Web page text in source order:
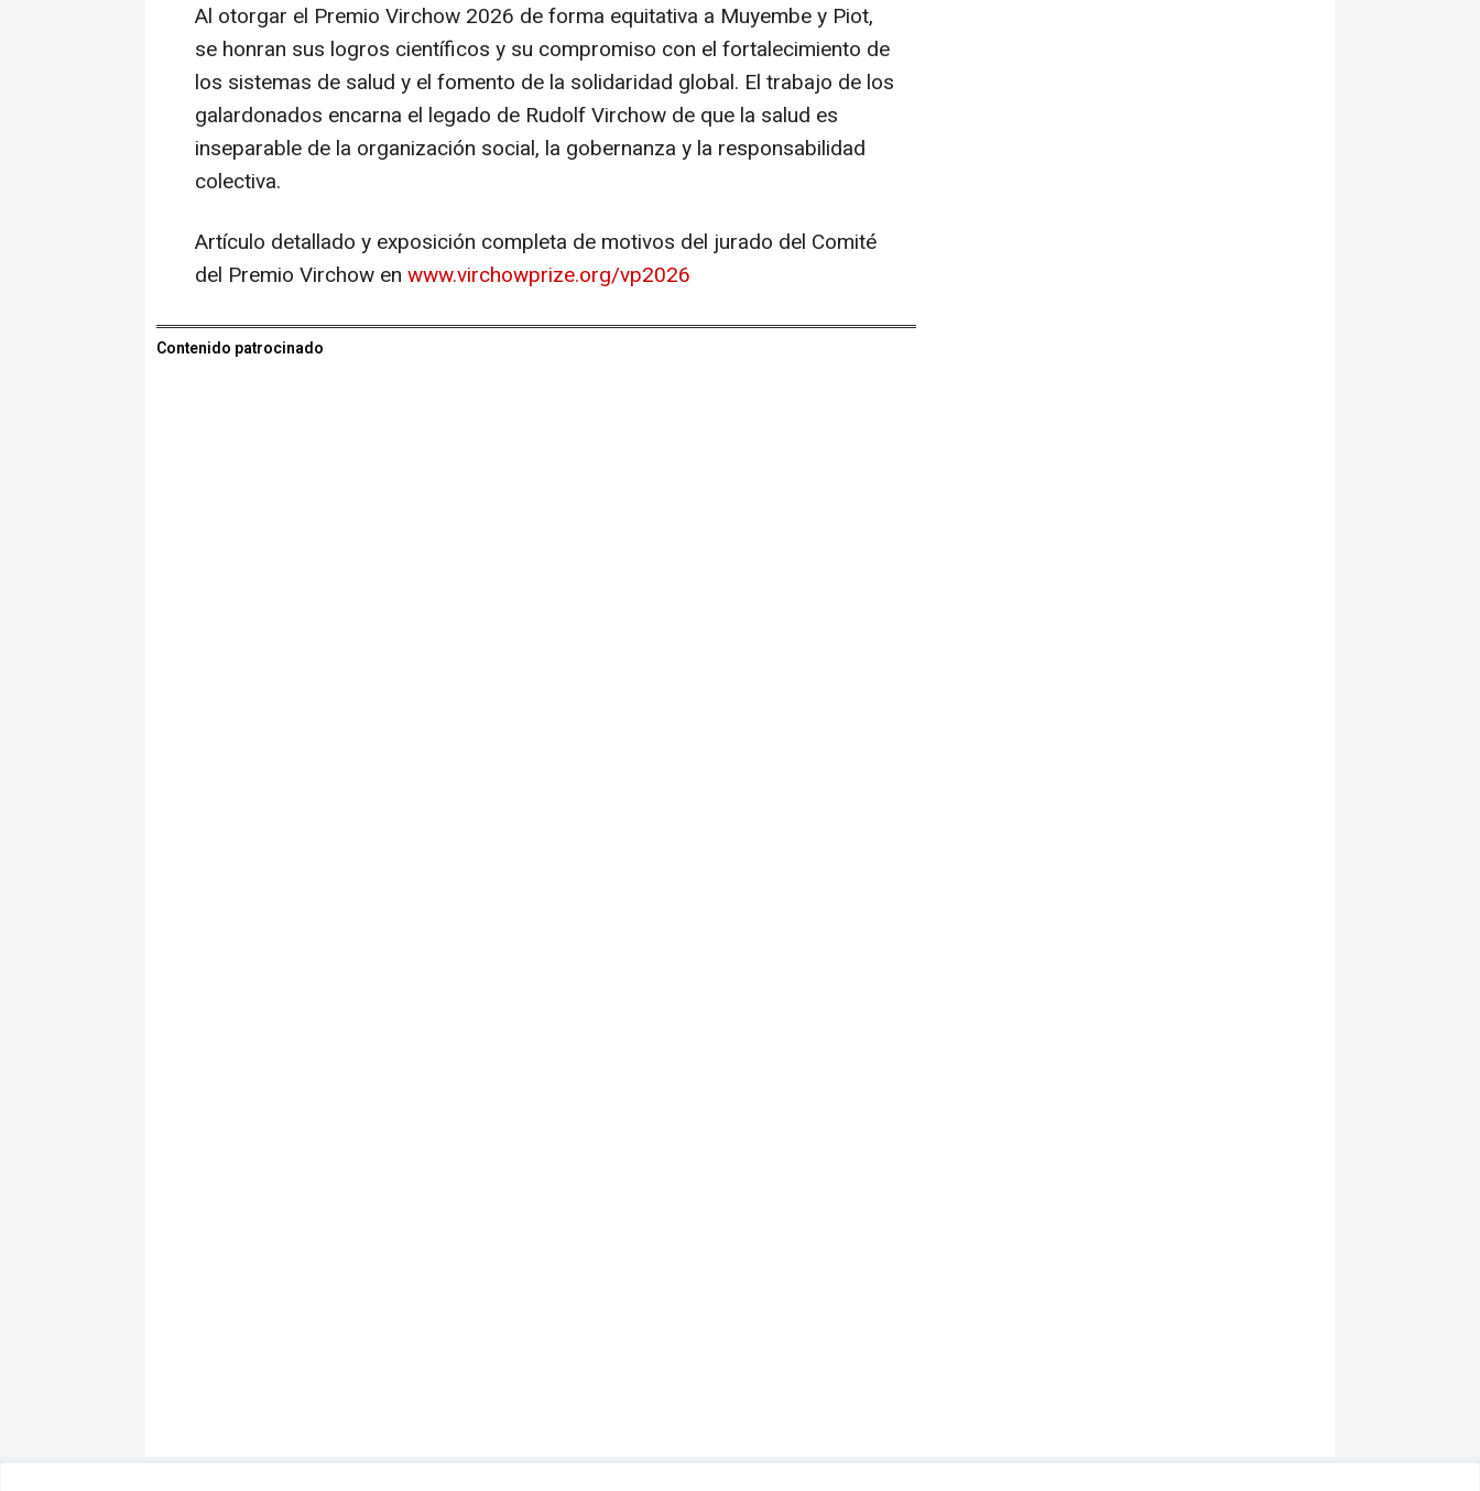
Al otorgar el Premio Virchow 2026 de forma equitativa a Muyembe y Piot,
se honran sus logros científicos y su compromiso con el fortalecimiento de
los sistemas de salud y el fomento de la solidaridad global. El trabajo de los
galardonados encarna el legado de Rudolf Virchow de que la salud es
inseparable de la organización social, la gobernanza y la responsabilidad
colectiva.
Artículo detallado y exposición completa de motivos del jurado del Comité
del Premio Virchow en www.virchowprize.org/vp2026
Contenido patrocinado